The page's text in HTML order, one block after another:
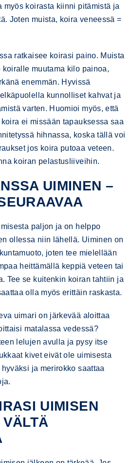
myös koirasta kiinni pitämistä ja
Joten muista, koira veneessä =
ratkaisee koirasi paino. Muista
koiralle muutama kilo painoa,
enemmän. Hyvissä
kunnolliset kahvat ja
varten. Huomioi myös, että
ei missään tapauksessa saa
hihnassa, koska tällä voi
jos koira putoaa veteen.
koiran pelastusliiveihin.
UIMINEN –
paljon ja on helppo
ollessa niin lähellä. Uiminen on
joten tee mielellään
heittämällä keppiä veteen tai
Tee se kuitenkin koiran tahtiin ja
olla myös erittäin raskasta.
uimari on järkevää aloittaa
matalassa vedessä?
lelujen avulla ja pysy itse
kivet eivät ole uimisesta
ja merirokko saattaa
UIMISEN